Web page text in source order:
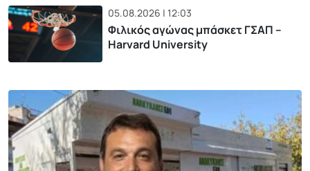
05.08.2026 | 12:03
Φιλικός αγώνας μπάσκετ ΓΣΑΠ –
Harvard University